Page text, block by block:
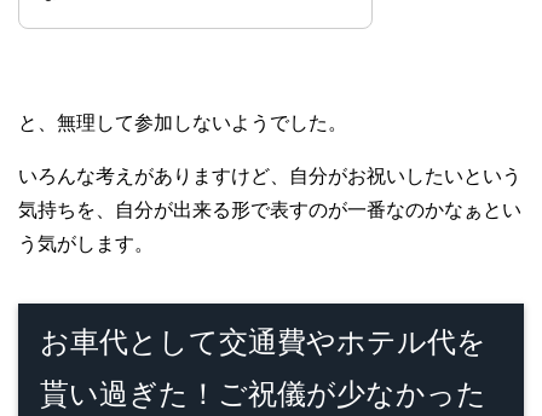
と、無理して参加しないようでした。
いろんな考えがありますけど、自分がお祝いしたいという
気持ちを、自分が出来る形で表すのが一番なのかなぁとい
う気がします。
お車代として交通費やホテル代を
貰い過ぎた！ご祝儀が少なかった